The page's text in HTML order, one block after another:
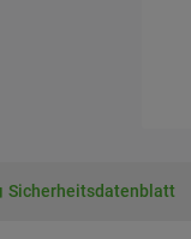
Sicherheitsdatenblatt